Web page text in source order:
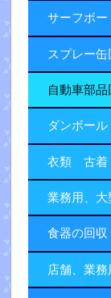
サーフボー
スプレー
自動車部品
ダンボー
衣類 古着
業務用、大
食器の回
店舗、業務